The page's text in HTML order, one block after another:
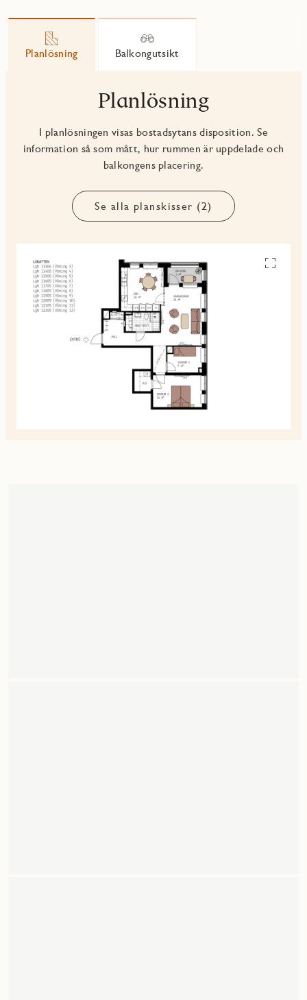
Planlösning Balkongutsikt
Planlösning
I planlösningen visas bostadsytans disposition. Se
information så som mått, hur rummen är uppdelade och
balkongens placering.
Se alla planskisser (2)
Se